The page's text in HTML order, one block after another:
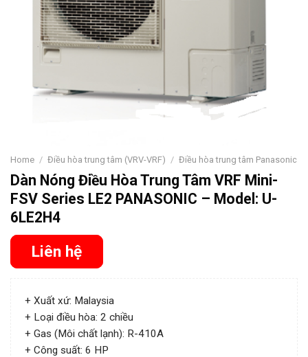
Home / Điều hòa trung tâm (VRV-VRF) / Điều hòa trung tâm Panasonic
Dàn Nóng Điều Hòa Trung Tâm VRF Mini-
FSV Series LE2 PANASONIC – Model: U-
6LE2H4
Liên hệ
+ Xuất xứ: Malaysia
+ Loại điều hòa: 2 chiều
+ Gas (Môi chất lạnh): R-410A
+ Công suất: 6 HP